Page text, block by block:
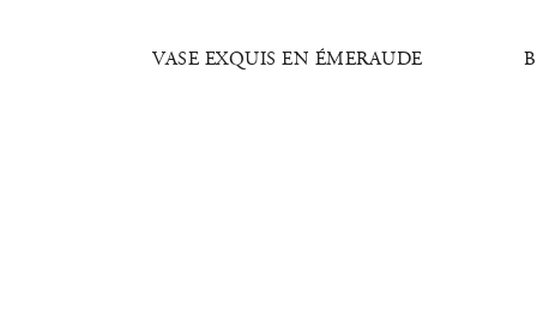
VASE EXQUIS EN ÉMERAUDE